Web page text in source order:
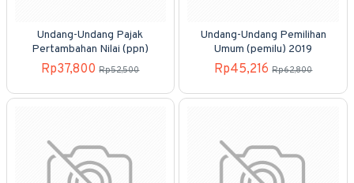
Undang-Undang Pajak
Pertambahan Nilai (ppn)
Rp37,800 Rp52,500
Undang-Undang Pemilihan
Umum (pemilu) 2019
Rp45,216 Rp62,800